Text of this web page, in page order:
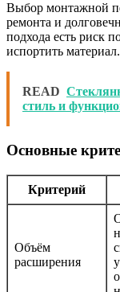
Выбор монтажной
ремонта и
подхода есть риск
испортить материал.
READ
стиль и
Основные
Критерий
Объём
расширения